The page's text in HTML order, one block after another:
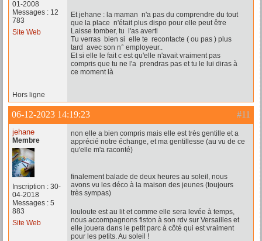
01-2008
Messages : 12
783
Site Web
Et jehane : la maman n'a pas du comprendre du tout
que la place n'était plus dispo pour elle peut être
Laisse tomber, tu l'as averti
Tu verras bien si elle te recontacte ( ou pas ) plus
tard avec son n° employeur..
Et si elle le fait c est qu'elle n'avait vraiment pas
compris que tu ne l'a prendras pas et tu le lui diras à
ce moment là
Hors ligne
#11
06-12-2023 14:19:23
jehane
Membre
Inscription : 30-
04-2018
Messages : 5
883
Site Web
non elle a bien compris mais elle est très gentille et a
apprécié notre échange, et ma gentillesse (au vu de ce
qu'elle m'a raconté)
finalement balade de deux heures au soleil, nous
avons vu les déco à la maison des jeunes (toujours
très sympas)
louloute est au lit et comme elle sera levée à temps,
nous accompagnons fiston à son rdv sur Versailles et
elle jouera dans le petit parc à côté qui est vraiment
pour les petits. Au soleil !